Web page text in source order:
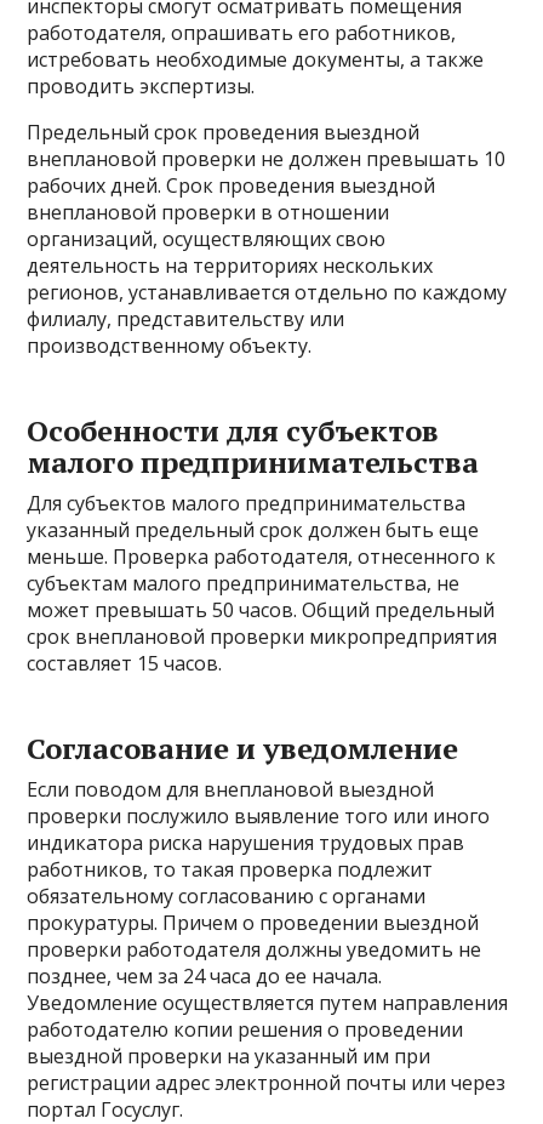
инспекторы смогут осматривать помещения
работодателя, опрашивать его работников,
истребовать необходимые документы, а также
проводить экспертизы.
Предельный срок проведения выездной
внеплановой проверки не должен превышать 10
рабочих дней. Срок проведения выездной
внеплановой проверки в отношении
организаций, осуществляющих свою
деятельность на территориях нескольких
регионов, устанавливается отдельно по каждому
филиалу, представительству или
производственному объекту.
Особенности для субъектов
малого предпринимательства
Для субъектов малого предпринимательства
указанный предельный срок должен быть еще
меньше. Проверка работодателя, отнесенного к
субъектам малого предпринимательства, не
может превышать 50 часов. Общий предельный
срок внеплановой проверки микропредприятия
составляет 15 часов.
Согласование и уведомление
Если поводом для внеплановой выездной
проверки послужило выявление того или иного
индикатора риска нарушения трудовых прав
работников, то такая проверка подлежит
обязательному согласованию с органами
прокуратуры. Причем о проведении выездной
проверки работодателя должны уведомить не
позднее, чем за 24 часа до ее начала.
Уведомление осуществляется путем направления
работодателю копии решения о проведении
выездной проверки на указанный им при
регистрации адрес электронной почты или через
портал Госуслуг.